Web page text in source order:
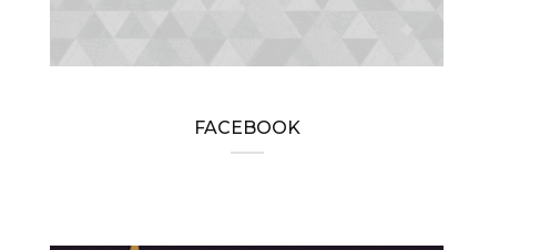
FACEBOOK